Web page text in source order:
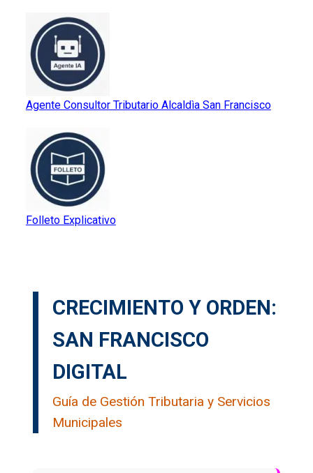
Agente Consultor Tributario Alcaldìa San Francisco
Folleto Explicativo
CRECIMIENTO Y ORDEN:
SAN FRANCISCO
DIGITAL
Guía de Gestión Tributaria y Servicios
Municipales